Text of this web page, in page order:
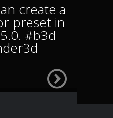
create a
preset in
#b3d